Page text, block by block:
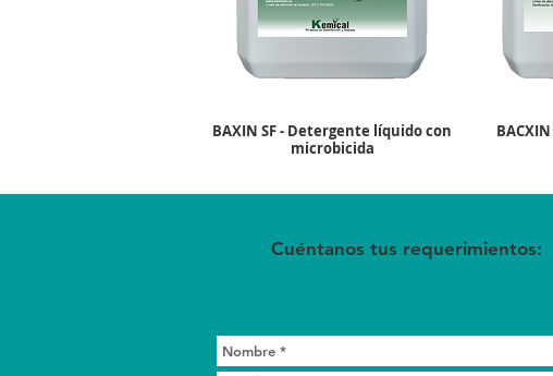
BAXIN SF - Detergente líquido con
microbicida
Cuéntanos tus requerimientos: